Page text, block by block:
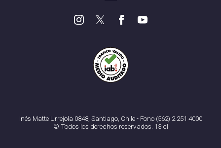
Inés Matte Urrejola 0848, Santiago, Chile - Fono (562) 2 251 4000
© Todos los derechos reservados. 13.cl